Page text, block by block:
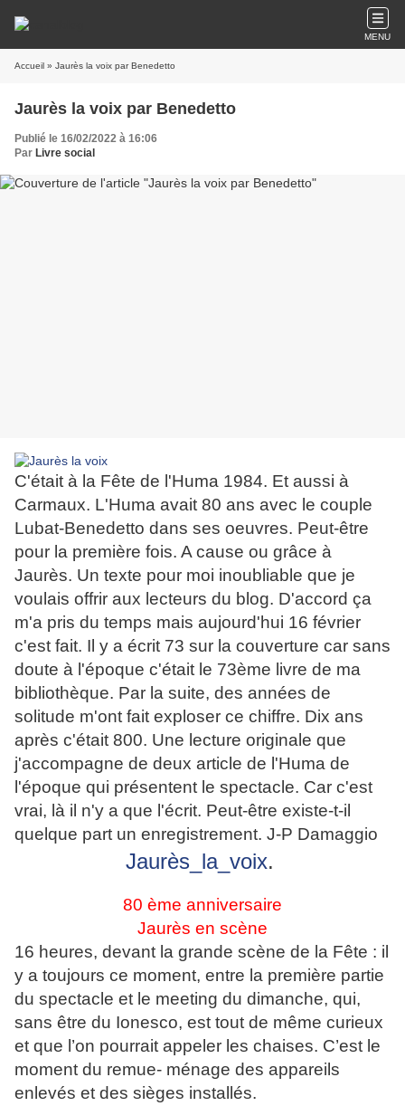
MENU
Accueil » Jaurès la voix par Benedetto
Jaurès la voix par Benedetto
Publié le 16/02/2022 à 16:06
Par Livre social
C'était à la Fête de l'Huma 1984. Et aussi à
Carmaux. L'Huma avait 80 ans avec le couple
Lubat-Benedetto dans ses oeuvres. Peut-être
pour la première fois. A cause ou grâce à
Jaurès. Un texte pour moi inoubliable que je
voulais offrir aux lecteurs du blog. D'accord ça
m'a pris du temps mais aujourd'hui 16 février
c'est fait. Il y a écrit 73 sur la couverture car sans
doute à l'époque c'était le 73ème livre de ma
bibliothèque. Par la suite, des années de
solitude m'ont fait exploser ce chiffre. Dix ans
après c'était 800. Une lecture originale que
j'accompagne de deux article de l'Huma de
l'époque qui présentent le spectacle. Car c'est
vrai, là il n'y a que l'écrit. Peut-être existe-t-il
quelque part un enregistrement. J-P Damaggio
Jaurès_la_voix.
80 ème anniversaire
Jaurès en scène
16 heures, devant la grande scène de la Fête : il
y a toujours ce moment, entre la première partie
du spectacle et le meeting du dimanche, qui,
sans être du Ionesco, est tout de même curieux
et que l’on pourrait appeler les chaises. C’est le
moment du remue- ménage des appareils
enlevés et des sièges installés.